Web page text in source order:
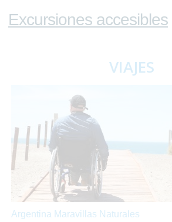
Excursiones accesibles
VIAJES
Argentina Maravillas Naturales